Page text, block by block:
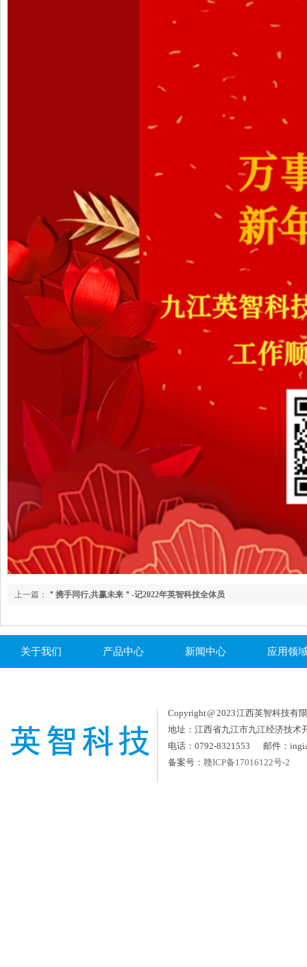
上一篇： ＂携手同行,共赢未来＂-记2022年英智科技全体员
关于我们 产品中心 新闻中心 应用领
Copyright @ 2023 江西英智科技有
地址：江西省九江市九江经济技术
电话：0792-8321553 邮件：
备案号： 赣ICP备17016122号-2